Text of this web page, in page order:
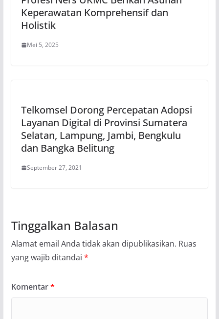
Keperawatan Komprehensif dan
Holistik
Mei 5, 2025
Telkomsel Dorong Percepatan Adopsi
Layanan Digital di Provinsi Sumatera
Selatan, Lampung, Jambi, Bengkulu
dan Bangka Belitung
September 27, 2021
Tinggalkan Balasan
Alamat email Anda tidak akan dipublikasikan. Ruas
yang wajib ditandai *
Komentar*